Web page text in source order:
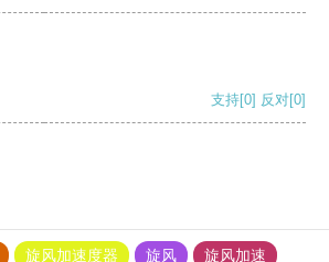
支持[0] 反对[0]
旋风加速度器 旋风 旋风加速